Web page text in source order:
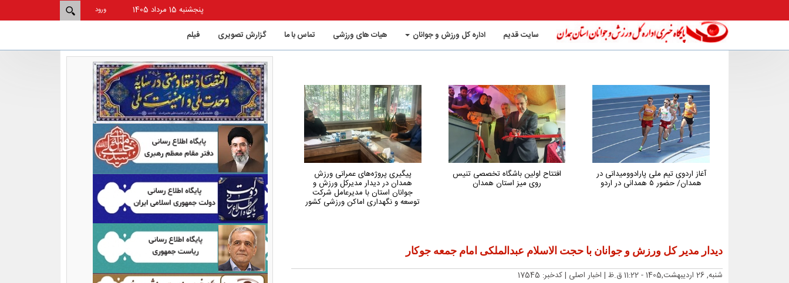
ورود
پنجشنبه 15 مرداد 1405
سایت قدیم
اداره کل ورزش و جوانان هیات های ورزشی تماس با ما گزارش تصویری فيلم
افتتاح اولین باشگاه تخصصی تنیس
روی میز استان همدان
پیگیری پروژه‌های عمرانی ورزش
همدان در دیدار مدیرکل ورزش و
همدان از استان‌های کم‌شکایت و
کم‌حاشیه کشور در حوزه ورزش است
دیدار مدیر کل ورزش و جوانان با حجت الاسلام عبدالملکی امام جمعه جوکار
شنبه, 26 اردیبهشت,1405 - 11:22 ق.ظ | اخبار اصلی | کدخبر: 17545